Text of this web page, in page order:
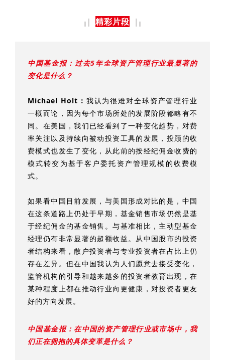
精彩片段
中国基金报： 过去5年全球资产管理行业最显著的
变化是什么？
Michael Holt： 我认为很难对全球资产管理行业
一概而论，因为每个市场所处的发展阶段都略有不
同。在美国，我们已经看到了一种变化趋势，对费
率关注以及持续向被动投资工具的发展，投顾的收
费模式也发生了变化，从此前的按经纪佣金收费的
模式转变为基于客户委托资产管理规模的收费模
式。
如果看中国目前发展，与美国形成对比的是，中国
在这条道路上仍处于早期，基金销售市场仍然是基
于经纪佣金的基金销售。与基准相比，主动型基金
经理仍有非常显著的超额收益。从中国股市的投资
者结构来看，散户投资者与专业投资者在占比上仍
存在差异。但在中国我认为人们愿意去接受变化，
监管机构的引导和越来越多的投资者教育出现，在
某种程度上都在推动行业向更健康，对投资者更友
好的方向发展。
中国基金报：在中国的资产管理行业或市场中，我
们正在拥抱的具体变革是什么？